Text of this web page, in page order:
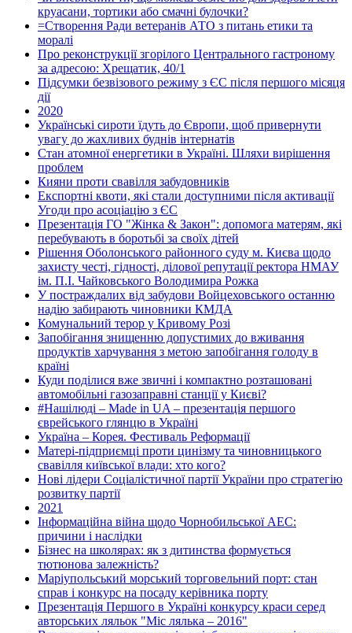
круасани, тортики або смачні булочки?
=Створення Ради ветеранів АТО з питань етики та
моралі
Про реконструкції згорілого Центрального гастроному
за адресою: Хрещатик, 40/1
Підсумки безвізового режиму з ЄС після першого місяця
дії
2020
Українські сироти їдуть до Європи, щоб привернути
увагу до жахливих буднів інтернатів
Стан атомної енергетики в Україні. Шляхи вирішення
проблем
Кияни проти свавілля забудовників
Експортні квоти, які стали доступними після активації
Угоди про асоціацію з ЄС
Презентація ГО "Жінка & Закон": допомога матерям, які
перебувають в боротьбі за своїх дітей
Рішення Оболонського районного суду м. Києва щодо
захисту честі, гідності, ділової репутації ректора НМАУ
ім. П.І. Чайковського Володимира Рожка
У постраждалих від забудови Войцеховського останню
надію забирають чиновники КМДА
Комунальний терор у Кривому Розі
Запобігання знищенню допустимих до вживання
продуктів харчування з метою запобігання голоду в
країні
Куди поділися вже звичні і компактно розташовані
автомобільні газозаправні станції у Києві?
#Нашілюді – Made in UA – презентація першого
єврейського глянцю в Україні
Україна – Корея. Фестиваль Реформації
Матері-підприємці проти цинізму та чиновницького
свавілля київської влади: хто кого?
Нові лідери Соціалістичної партії України про стратегію
розвитку партії
2021
Інформаційна війна щодо Чорнобильської АЕС:
причини і наслідки
Бізнес на школярах: як з дитинства формується
тютюнова залежність?
Маріупольський морський торговельний порт: стан
справ і конкурс на посаду керівника порту
Презентація Першого в Україні конкурсу краси серед
авторських ляльок "Міс лялька – 2016"